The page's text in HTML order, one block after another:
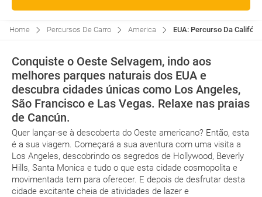
Home Percursos De Carro America EUA: Percurso Da
Conquiste o Oeste Selvagem, indo aos
melhores parques naturais dos EUA e
descubra cidades únicas como Los Angeles,
São Francisco e Las Vegas. Relaxe nas praias
de Cancún.
Quer lançar-se à descoberta do Oeste americano? Então, esta
é a sua viagem. Começará a sua aventura com uma visita a
Los Angeles, descobrindo os segredos de Hollywood, Beverly
Hills, Santa Monica e tudo o que esta cidade cosmopolita e
movimentada tem para oferecer. E depois de desfrutar desta
cidade excitante cheia de atividades de lazer e